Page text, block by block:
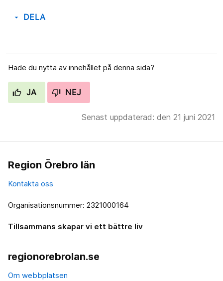
arrow_drop_down DELA
Hade du nytta av innehållet på denna sida?
JA NEJ
Senast uppdaterad: den 21 juni 2021
Region Örebro län
Kontakta oss
Organisationsnummer: 2321000164
Tillsammans skapar vi ett bättre liv
regionorebrolan.se
Om webbplatsen